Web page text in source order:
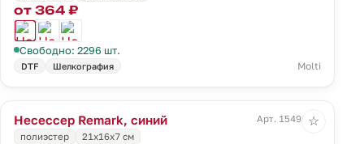
от 364 ₽
Свободно: 2296 шт.
DTF Шелкография Molti
Несессер Remark, синий
Арт. 15491.40
полиэстер
21х16х7 см
☆